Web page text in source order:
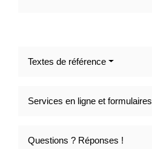
Textes de référence
Services en ligne et formulaires
Questions ? Réponses !